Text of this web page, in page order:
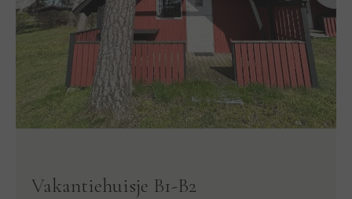
Vakantiehuisje B1-B2